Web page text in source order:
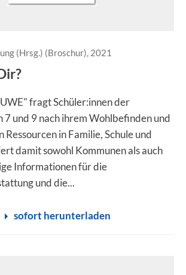
(Hrsg.) (Broschur), 2021
fragt Schüler:innen der
7 und 9 nach ihrem Wohlbefinden und
Ressourcen in Familie, Schule und
damit sowohl Kommunen als auch
Informationen für die
und die...
sofort herunterladen